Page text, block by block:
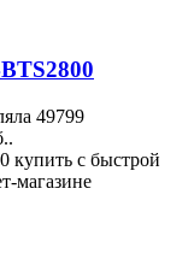
49799
купить с быстрой
магазине